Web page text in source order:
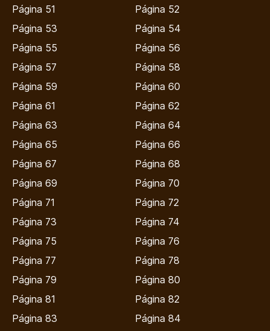
Página 51
Página 52
Página 53
Página 54
Página 55
Página 56
Página 57
Página 58
Página 59
Página 60
Página 61
Página 62
Página 63
Página 64
Página 65
Página 66
Página 67
Página 68
Página 69
Página 70
Página 71
Página 72
Página 73
Página 74
Página 75
Página 76
Página 77
Página 78
Página 79
Página 80
Página 81
Página 82
Página 83
Página 84